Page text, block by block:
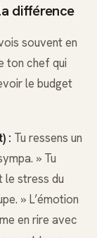
différence
souvent en
ton chef qui
le budget
: Tu ressens un
» Tu
le stress du
» L’émotion
en rire avec